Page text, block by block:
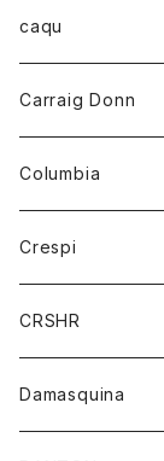
チーフ
バンダナ
トレーナー
パーカー
オーバーオール
ショートパンツ
レディース
オーバーオール
カーディガン
靴
トップス
ハーフスリーブTシャツ
caqu
Carraig Donn
ニット
Columbia
アウター
ジャケット
Crespi
ジャケット
ワンピース
CRSHR
キャップ
Damasquina